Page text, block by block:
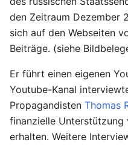
den Zeitraum Dezember
sich auf den Webseiten
Beiträge. (siehe
Er führt einen eigenen
Youtube-Kanal
Propagandisten Thomas
finanzielle Unterstützung
erhalten. Weitere